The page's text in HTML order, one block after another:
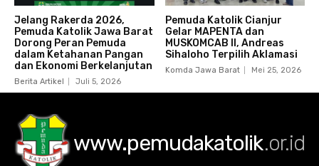
Jelang Rakerda 2026,
Pemuda Katolik Jawa Barat
Dorong Peran Pemuda
dalam Ketahanan Pangan
dan Ekonomi Berkelanjutan
Berita Artikel Juli 5, 2026
Pemuda Katolik Cianjur
Gelar MAPENTA dan
MUSKOMCAB II, Andreas
Sihaloho Terpilih Aklamasi
Komda Jawa Barat Mei 25, 2026
www.pemudakatolik.or.id